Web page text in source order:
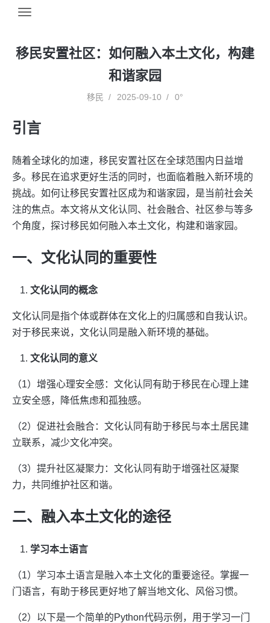
移民安置社区：如何融入本土文化，构建
和谐家园
移民 2025-09-10 0°
引言
随着全球化的加速，移民安置社区在全球范围内日益增
多。移民在追求更好生活的同时，也面临着融入新环境的
挑战。如何让移民安置社区成为和谐家园，是当前社会关
注的焦点。本文将从文化认同、社会融合、社区参与等多
个角度，探讨移民如何融入本土文化，构建和谐家园。
一、文化认同的重要性
文化认同的概念
文化认同是指个体或群体在文化上的归属感和自我认识。
对于移民来说，文化认同是融入新环境的基础。
文化认同的意义
（1）增强心理安全感：文化认同有助于移民在心理上建
立安全感，降低焦虑和孤独感。
（2）促进社会融合：文化认同有助于移民与本土居民建
立联系，减少文化冲突。
（3）提升社区凝聚力：文化认同有助于增强社区凝聚
力，共同维护社区和谐。
二、融入本土文化的途径
学习本土语言
（1）学习本土语言是融入本土文化的重要途径。掌握一
门语言，有助于移民更好地了解当地文化、风俗习惯。
（2）以下是一个简单的Python代码示例，用于学习一门